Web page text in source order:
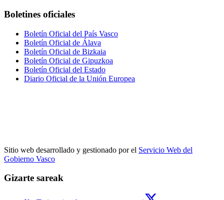
Boletines oficiales
Boletín Oficial del País Vasco
Boletín Oficial de Álava
Boletín Oficial de Bizkaia
Boletín Oficial de Gipuzkoa
Boletín Oficial del Estado
Diario Oficial de la Unión Europea
Sitio web desarrollado y gestionado por el Servicio Web del
Gobierno Vasco
Gizarte sareak